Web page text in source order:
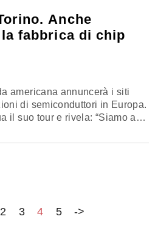
Anche
fabbrica di chip
americana annuncerà i siti
di semiconduttori in Europa.
il suo tour e rivela: “Siamo a
2 3 4 5 ->